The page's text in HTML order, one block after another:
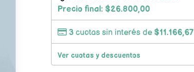
Precio final: $26.800,00
3 cuotas sin interés de $11.166,67
Ver cuotas y descuentos